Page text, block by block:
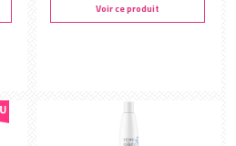
Voir ce produit